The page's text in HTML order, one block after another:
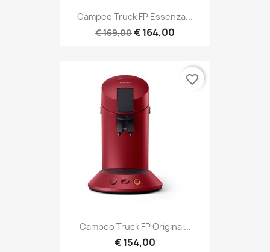
Campeo Truck FP Essenza...
€ 169,00€ 164,00
Campeo Truck FP Original...
€ 154,00
favorite_border